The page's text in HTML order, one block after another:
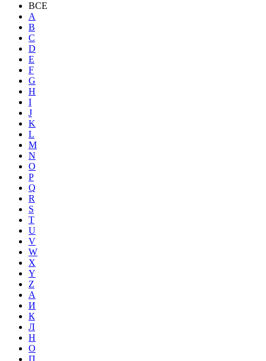
ВСЕ
A
B
C
D
E
F
G
H
I
J
K
L
M
N
O
P
Q
R
S
T
U
V
W
X
Y
Z
А
И
К
Л
Н
О
П